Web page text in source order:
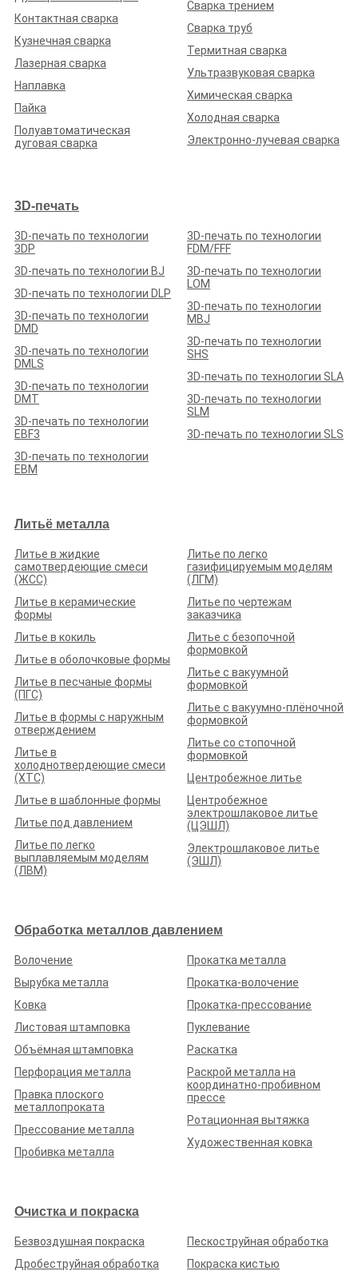
Контактная сварка
Кузнечная сварка
Лазерная сварка
Наплавка
Пайка
Полуавтоматическая
дуговая сварка
Сварка трением
Сварка труб
Термитная сварка
Ультразвуковая сварка
Химическая сварка
Холодная сварка
Электронно-лучевая сварка
3D-печать
3D-печать по технологии
3DP
3D-печать по технологии BJ
3D-печать по технологии DLP
3D-печать по технологии
DMD
3D-печать по технологии
DMLS
3D-печать по технологии
DMT
3D-печать по технологии
EBF3
3D-печать по технологии
EBM
3D-печать по технологии
FDM/FFF
3D-печать по технологии
LOM
3D-печать по технологии
MBJ
3D-печать по технологии
SHS
3D-печать по технологии SLA
3D-печать по технологии
SLM
3D-печать по технологии SLS
Литьё металла
Литье в жидкие
самотвердеющие смеси
(ЖСС)
Литье в керамические
формы
Литье в кокиль
Литье в оболочковые формы
Литье в песчаные формы
(ПГС)
Литье в формы с наружным
отверждением
Литье в
холоднотвердеющие смеси
(ХТС)
Литье в шаблонные формы
Литье под давлением
Литье по легко
выплавляемым моделям
(ЛВМ)
Литье по легко
газифицируемым моделям
(ЛГМ)
Литье по чертежам
заказчика
Литье с безопочной
формовкой
Литье с вакуумной
формовкой
Литье с вакуумно-плёночной
формовкой
Литье со стопочной
формовкой
Центробежное литье
Центробежное
электрошлаковое литье
(ЦЭШЛ)
Электрошлаковое литье
(ЭШЛ)
Обработка металлов давлением
Волочение
Вырубка металла
Ковка
Листовая штамповка
Объёмная штамповка
Перфорация металла
Правка плоского
металлопроката
Прессование металла
Пробивка металла
Прокатка металла
Прокатка-волочение
Прокатка-прессование
Пуклевание
Раскатка
Раскрой металла на
координатно-пробивном
прессе
Ротационная вытяжка
Художественная ковка
Очистка и покраска
Безвоздушная покраска
Дробеструйная обработка
Пескоструйная обработка
Покраска кистью
ООО «РАЙМСТРИМ»
Белгородская обл., г. Белгород, промышленный парк
Фабрика, корп. 5/4
ООО «БОРА»
Рейтинг по отзывам:(0.0)
Белгородская обл., Белгородский район, п. Северный, ул.
Березовая, д. 1/20
Стаж (лет):12 Сотрудников: Площадь (м²):600
Станков:5
Подробнее о предприятии
ООО ПИК «АЛГРУПП»
Белгородская обл., г. Старый Оскол, 2-й проезд Базовой
площадки, д. 2
Стаж (лет):6 Сотрудников: Площадь (м²):1000
Станков:
Подробнее о предприятии
ООО «ВЕНТИЛЯЦИОННЫЕ ТЕХНОЛОГИИ»
Рейтинг по отзывам:
Белгородская обл., г. Белгород, ул. Сумская, д. 6
Стаж (лет):24 Сотрудников: 100 Площадь (м²):
Станков:60
Подробнее о предприятии
ООО «БЕЛАГРОДЕТАЛЬ»
Рейтинг по отзывам:
Политотдельский, Центральный переулок, д. 15
Стаж (лет):5 Сотрудников: Площадь (м²):
Станков:
Это бесплатно и займет всего пару минут
Разместить заказ